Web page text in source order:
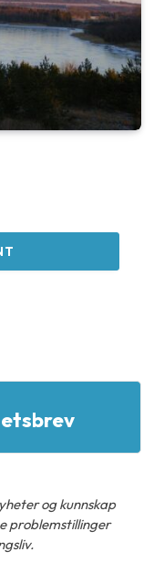
og kunnskap
problemstillinger